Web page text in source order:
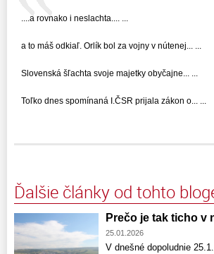
....a rovnako i neslachta.... ...
a to máš odkiaľ. Orlík bol za vojny v nútenej... ...
Slovenská šľachta svoje majetky obyčajne... ...
Toľko dnes spomínaná I.ČSR prijala zákon o... ...
Ďalšie články od tohto
Prečo je tak ticho v
25.01.2026
V dnešné dopoludnie